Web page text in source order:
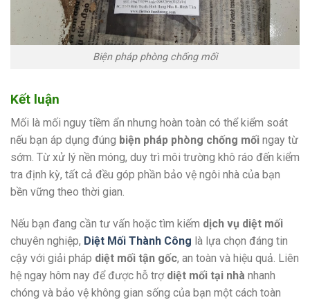
Biện pháp phòng chống mối
Kết luận
Mối là mối nguy tiềm ẩn nhưng hoàn toàn có thể kiểm soát
nếu bạn áp dụng đúng biện pháp phòng chống mối ngay từ
sớm. Từ xử lý nền móng, duy trì môi trường khô ráo đến kiểm
tra định kỳ, tất cả đều góp phần bảo vệ ngôi nhà của bạn
bền vững theo thời gian.
Nếu bạn đang cần tư vấn hoặc tìm kiếm dịch vụ diệt mối
chuyên nghiệp, Diệt Mối Thành Công là lựa chọn đáng tin
cậy với giải pháp diệt mối tận gốc, an toàn và hiệu quả. Liên
hệ ngay hôm nay để được hỗ trợ diệt mối tại nhà nhanh
chóng và bảo vệ không gian sống của bạn một cách toàn